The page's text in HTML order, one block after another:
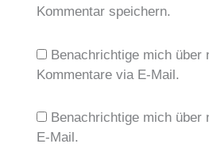
Kommentar speichern.
Benachrichtige mich über
Kommentare via E-Mail.
Benachrichtige mich über
E-Mail.